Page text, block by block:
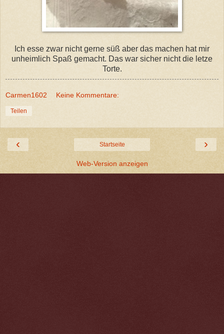
Ich esse zwar nicht gerne süß aber das machen hat mir
unheimlich Spaß gemacht. Das war sicher nicht die letze
Torte.
Carmen1602 Keine Kommentare:
Teilen
‹ ›
Startseite
Web-Version anzeigen